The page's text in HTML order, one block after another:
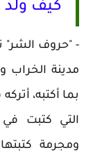
كيف ولد
- "حروف الشر"
مدينة الخراب
بما أكتبه،
التي كتبت
ومجرمة